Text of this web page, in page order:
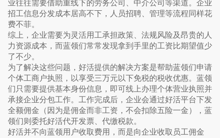
业往往需要借助重线下的劳务公司、中介公司等渠道。企业
招工信息分发成本居高不下，人员招聘、管理等流程同样花
费不菲。
综上，企业需要为灵活用工承担政策、法规风险及昂贵的人
力资源成本，而蓝领们常常发现拿到手里的工资比期望值少
了不少。
为了解决这些问题，好活提供的解决方案是帮助蓝领们申请
个体工商户执照，以享受三万元以下免税的税收优惠。蓝领
们只需要提供基本身份信息，即可线上办理个体营业执照并
承接企业分包工作。工作完成后，企业会通过好活平台下发
全额佣金（因为是佣金而非工资，不会扣除五险一金），蓝
领们则委托好活代开发票、代缴税款。
好活并不向蓝领用户收取费用，而是向企业收取员工佣金